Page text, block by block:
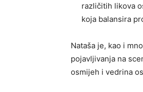
različitih likova
koja balansira
Nataša je, kao i
pojavljivanja na
osmijeh i vedrina